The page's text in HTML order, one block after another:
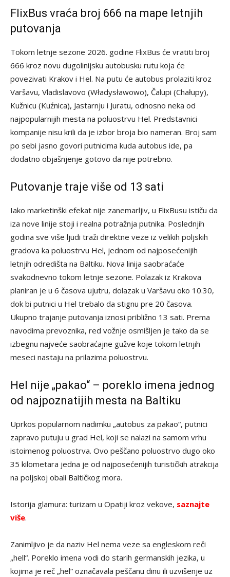
FlixBus vraća broj 666 na mape letnjih
putovanja
Tokom letnje sezone 2026. godine FlixBus će vratiti broj
666 kroz novu dugolinijsku autobusku rutu koja će
povezivati Krakov i Hel. Na putu će autobus prolaziti kroz
Varšavu, Vladislavovo (Władysławowo), Čalupi (Chałupy),
Kužnicu (Kuźnica), Jastarnju i Juratu, odnosno neka od
najpopularnijih mesta na poluostrvu Hel. Predstavnici
kompanije nisu krili da je izbor broja bio nameran. Broj sam
po sebi jasno govori putnicima kuda autobus ide, pa
dodatno objašnjenje gotovo da nije potrebno.
Putovanje traje više od 13 sati
Iako marketinški efekat nije zanemarljiv, u FlixBusu ističu da
iza nove linije stoji i realna potražnja putnika. Poslednjih
godina sve više ljudi traži direktne veze iz velikih poljskih
gradova ka poluostrvu Hel, jednom od najposećenijih
letnjih odredišta na Baltiku. Nova linija saobraćaće
svakodnevno tokom letnje sezone. Polazak iz Krakova
planiran je u 6 časova ujutru, dolazak u Varšavu oko 10.30,
dok bi putnici u Hel trebalo da stignu pre 20 časova.
Ukupno trajanje putovanja iznosi približno 13 sati. Prema
navodima prevoznika, red vožnje osmišljen je tako da se
izbegnu najveće saobraćajne gužve koje tokom letnjih
meseci nastaju na prilazima poluostrvu.
Hel nije „pakao“ – poreklo imena jednog
od najpoznatijih mesta na Baltiku
Uprkos popularnom nadimku „autobus za pakao“, putnici
zapravo putuju u grad Hel, koji se nalazi na samom vrhu
istoimenog poluostrva. Ovo peščano poluostrvo dugo oko
35 kilometara jedna je od najposećenijih turističkih atrakcija
na poljskoj obali Baltičkog mora.
Istorija glamura: turizam u Opatiji kroz vekove, saznajte
više.
Zanimljivo je da naziv Hel nema veze sa engleskom reči
„hell“. Poreklo imena vodi do starih germanskih jezika, u
kojima je reč „hel“ označavala peščanu dinu ili uzvišenje uz